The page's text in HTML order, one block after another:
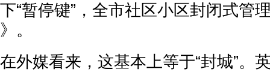
下“暂停键”，全市社区小区封闭式管
》。
在外媒看来，这基本上等于“封城”。